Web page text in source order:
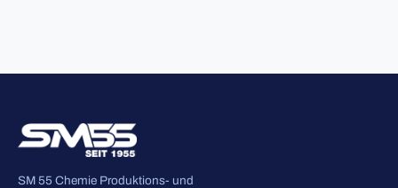
SM 55 Chemie Produktions- und